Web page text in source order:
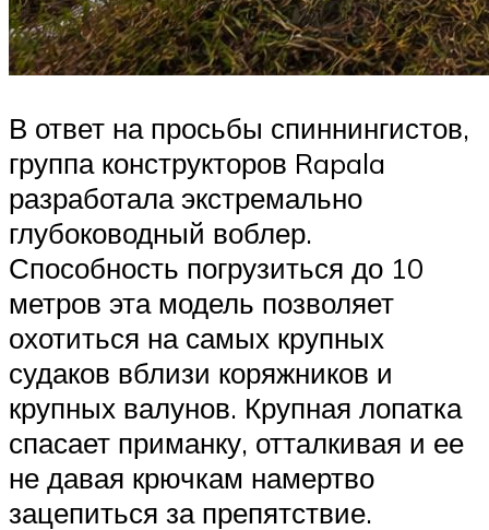
В ответ на просьбы спиннингистов,
группа конструкторов Rapala
разработала экстремально
глубоководный воблер.
Способность погрузиться до 10
метров эта модель позволяет
охотиться на самых крупных
судаков вблизи коряжников и
крупных валунов. Крупная лопатка
спасает приманку, отталкивая и ее
не давая крючкам намертво
зацепиться за препятствие.